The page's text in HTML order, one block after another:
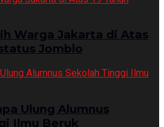
Warga Jakarta di Atas
Jomblo
Ulung Alumnus
Ilmu Beruk